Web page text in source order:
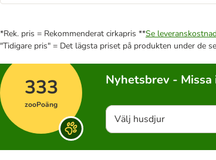
*Rek. pris = Rekommenderat cirkapris **Se
"Tidigare pris" = Det lägsta priset på produkten under de
333
zooPoäng
Nyhetsbrev -
Välj husdjur